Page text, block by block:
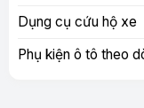
Dụng cụ cứu hộ xe
Phụ kiện ô tô theo